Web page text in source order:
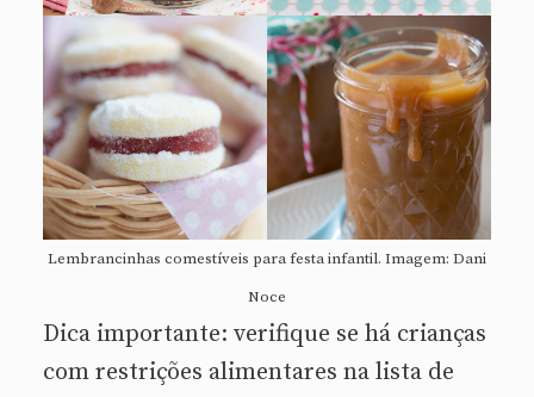
Lembrancinhas comestíveis para festa infantil. Imagem: Dani
Noce
Dica importante: verifique se há crianças
com restrições alimentares na lista de